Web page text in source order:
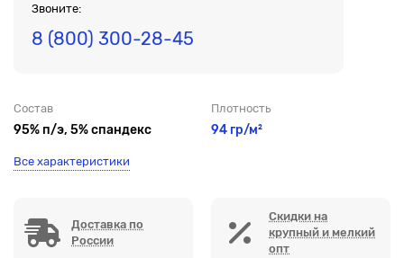
Звоните:
8 (800) 300-28-45
Состав
95% п/э, 5% спандекс
Плотность
94 гр/м²
Все характеристики
Доставка по
России
Скидки на
крупный и мелкий
опт